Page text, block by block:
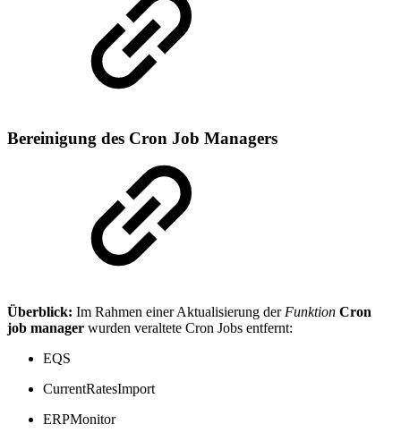
Bereinigung des Cron Job Managers
Überblick: Im Rahmen einer Aktualisierung der Funktion Cron
job manager wurden veraltete Cron Jobs entfernt:
EQS
CurrentRatesImport
ERPMonitor